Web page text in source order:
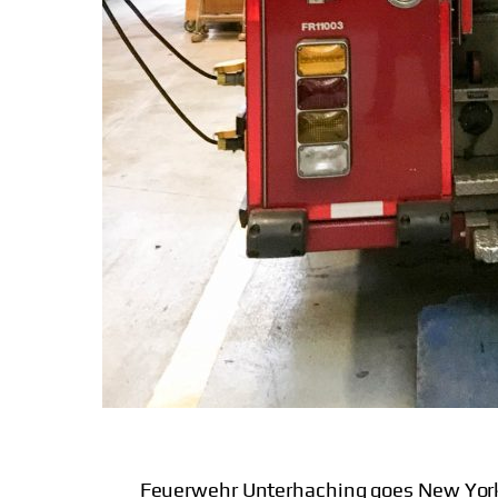
Feuerwehr Unterhaching goes New